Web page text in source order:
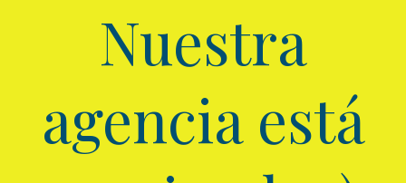
Nuestra
agencia está